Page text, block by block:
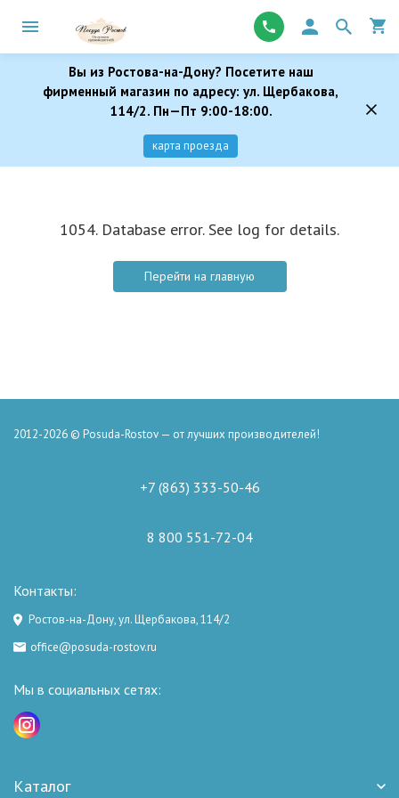
Вы из Ростова-на-Дону? Посетите наш
фирменный магазин по адресу: ул. Щербакова,
114/2. Пн—Пт 9:00-18:00.
карта проезда
1054. Database error. See log for details.
Перейти на главную
2012-2026 © Posuda-Rostov — от лучших производителей!
+7 (863) 333-50-46
8 800 551-72-04
Контакты:
Ростов-на-Дону, ул. Щербакова, 114/2
office@posuda-rostov.ru
Мы в социальных сетях:
Каталог